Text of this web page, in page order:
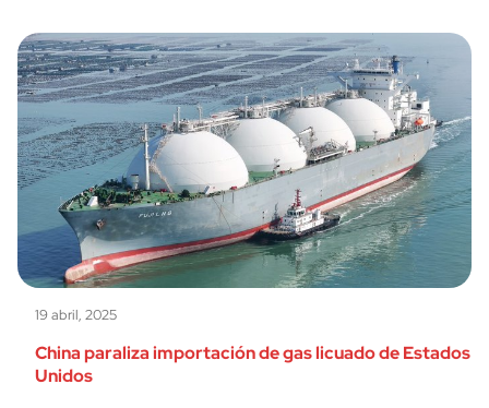
19 abril, 2025
China paraliza importación de gas licuado de Estados
Unidos